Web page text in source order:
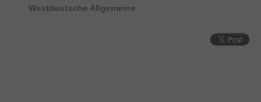
Westdeutsche Allgemeine